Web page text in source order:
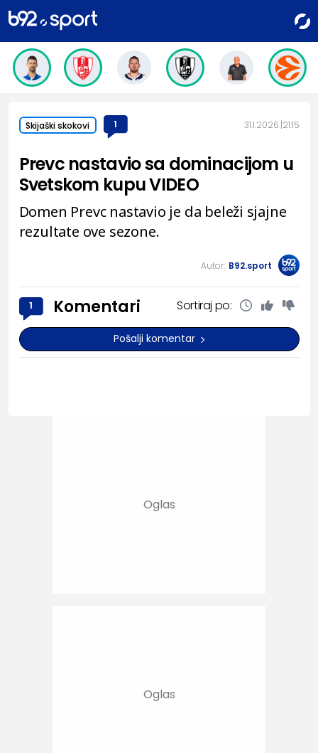
Skijaški skokovi 1 31.1.2026. 21:15
Prevc nastavio sa dominacijom u
Svetskom kupu VIDEO
Domen Prevc nastavio je da beleži sjajne
rezultate ove sezone.
Autor: B92.sport
1 Komentari Sortiraj po:
Pošalji komentar